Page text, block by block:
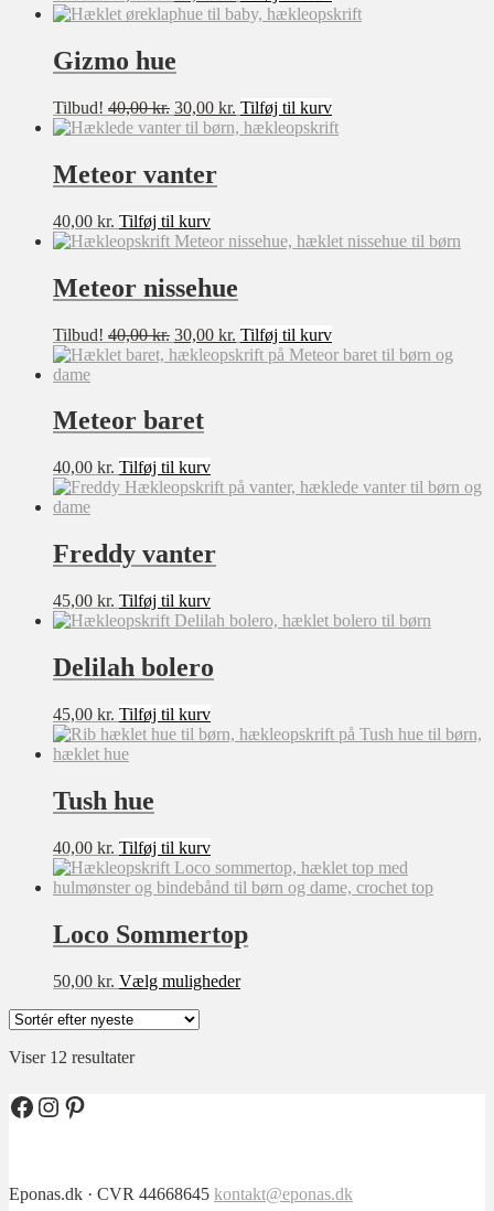
XXS
XS
S
M
XL
XXXL
0-3 mdr
3-6 mdr
9-12mdr
1-2 år
2-3 år
4-5 år
5-6 år
7-8 år
8-10 år
12-14 år
OneSize
Lille
6-7 år
XXXXL
vælges
oprindelige
40,00 kr..
aktuelle
Gizmo hue
Tilbud! 40,00kr. Den
oprindelige
var:
40,00 kr..
30,00 kr. Den
aktuelle
Tilføj til kurv
Meteor vanter
40,00 kr. Tilføj til kurv
Meteor nissehue
Tilbud! 40,00kr. Den
oprindelige
40,00 kr..
30,00 kr. Den
aktuelle
Tilføj til kurv
Meteor baret
40,00 kr. Tilføj til kurv
Freddy vanter
45,00 kr. Tilføj til kurv
Delilah bolero
45,00 kr. Tilføj til kurv
Tush hue
40,00 kr. Tilføj til kurv
Loco Sommertop
50,00 kr. Vælg mulighederDette
Viser 12 resultaterSorteret
Facebook
Instagram
Pinterest
Eponas.dk · CVR 44668645 kontakt@eponas.dk